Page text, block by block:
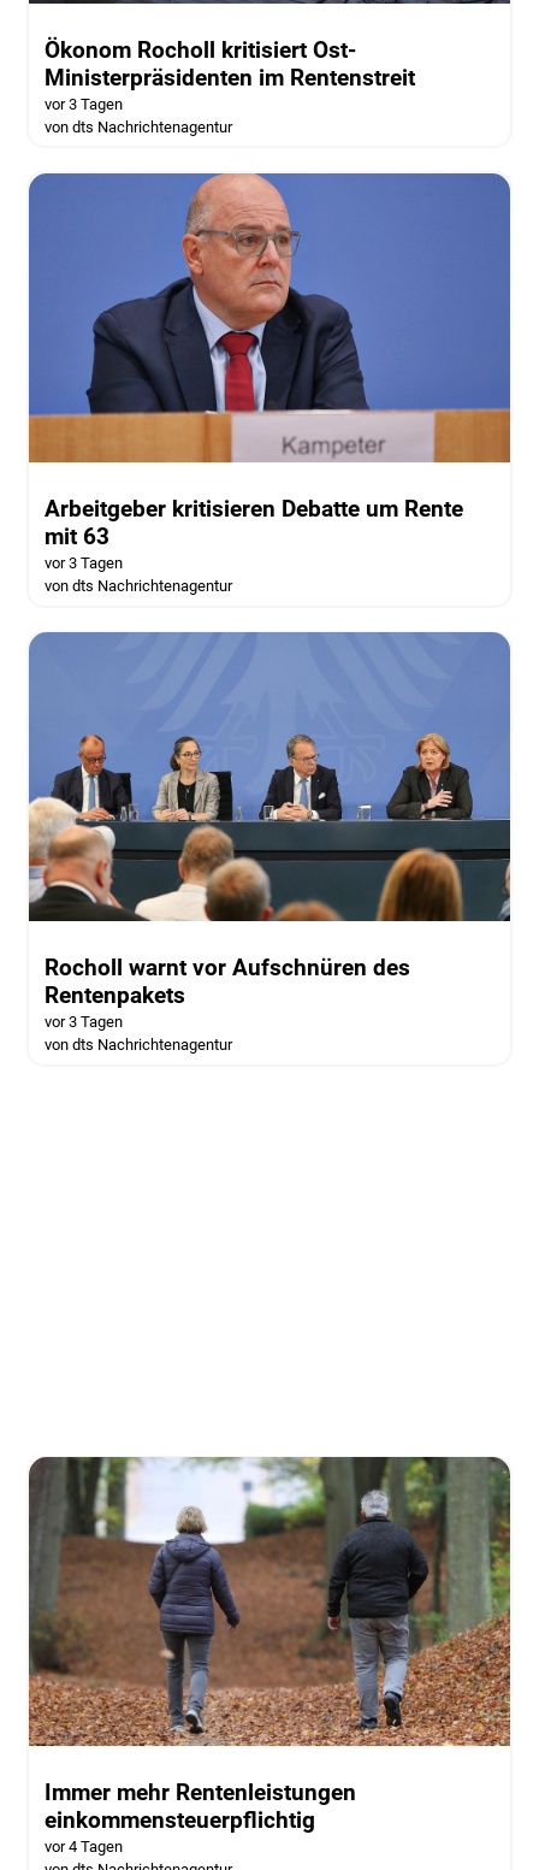
Ökonom Rocholl kritisiert Ost-
Ministerpräsidenten im Rentenstreit
vor 3 Tagen
von dts Nachrichtenagentur
Arbeitgeber kritisieren Debatte um Rente
mit 63
vor 3 Tagen
von dts Nachrichtenagentur
Rocholl warnt vor Aufschnüren des
Rentenpakets
vor 3 Tagen
von dts Nachrichtenagentur
Immer mehr Rentenleistungen
einkommensteuerpflichtig
vor 4 Tagen